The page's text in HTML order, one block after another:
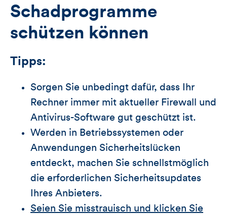
Schadprogramme
schützen können
Tipps:
Sorgen Sie unbedingt dafür, dass Ihr
Rechner immer mit aktueller Firewall und
Antivirus-Software gut geschützt ist.
Werden in Betriebssystemen oder
Anwendungen Sicherheitslücken
entdeckt, machen Sie schnellstmöglich
die erforderlichen Sicherheitsupdates
Ihres Anbieters.
Seien Sie misstrauisch und klicken Sie